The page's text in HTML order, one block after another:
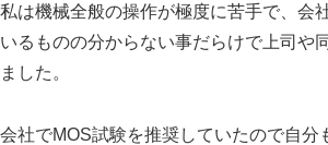
私は機械全般の操作が極度に苦手で、会
いるものの分からない事だらけで上司や
ました。
会社でMOS試験を推奨していたので自分